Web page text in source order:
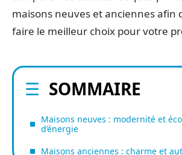
maisons neuves et anciennes afin
faire le meilleur choix pour votre
SOMMAIRE
Maisons neuves : modernité et
d’énergie
Maisons anciennes : charme et